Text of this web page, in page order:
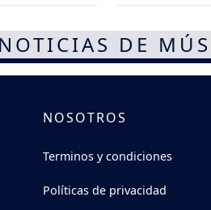
DE
NOSOTROS
Terminos y condiciones
Políticas de privacidad